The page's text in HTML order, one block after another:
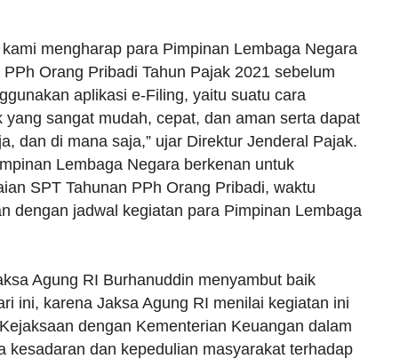
mengharap para Pimpinan Lembaga Negara
Orang Pribadi Tahun Pajak 2021 sebelum
aplikasi e-Filing, yaitu suatu cara
sangat mudah, cepat, dan aman serta dapat
dan di mana saja,” ujar Direktur Jenderal Pajak.
Lembaga Negara berkenan untuk
SPT Tahunan PPh Orang Pribadi, waktu
dengan jadwal kegiatan para Pimpinan Lembaga
Agung RI Burhanuddin menyambut baik
ini, karena Jaksa Agung RI menilai kegiatan ini
dengan Kementerian Keuangan dalam
kesadaran dan kepedulian masyarakat terhadap